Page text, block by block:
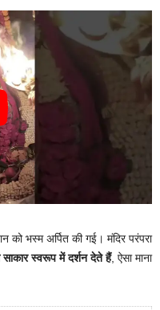
को भस्म अर्पित की गई। मंदिर परंपरा
साकार स्वरूप में दर्शन देते हैं, ऐसा माना